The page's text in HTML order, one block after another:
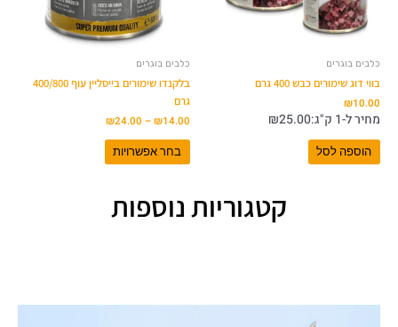
כלבים בוגרים
בווי דוג שימורים כבש 400 גרם
₪10.00
מחיר ל-1 ק"ג: ₪25.00
הוספה לסל
כלבים בוגרים
בלקנדו שימורים בייסליין עוף 400/800
גרם
₪14.00
–
₪24.00
בחר אפשרויות
את
האפשרויות
בעמוד
קטגוריות נוספות